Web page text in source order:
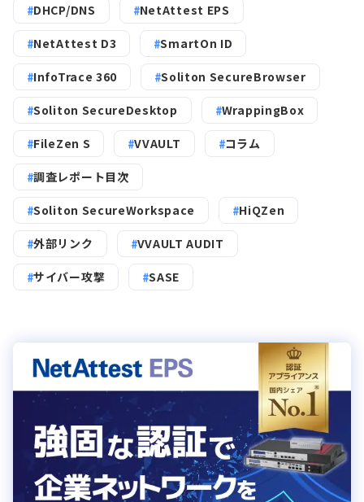
DHCP/DNS NetAttest EPS
NetAttest D3 SmartOn ID
InfoTrace 360 Soliton SecureBrowser
Soliton SecureDesktop WrappingBox
FileZen S VVAULT コラム
調査レポート目次
Soliton SecureWorkspace HiQZen
外部リンク VVAULT AUDIT
サイバー攻撃 SASE